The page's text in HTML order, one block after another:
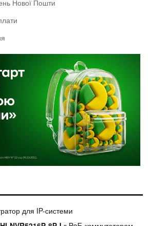
Нової Пошти
для IP-системи